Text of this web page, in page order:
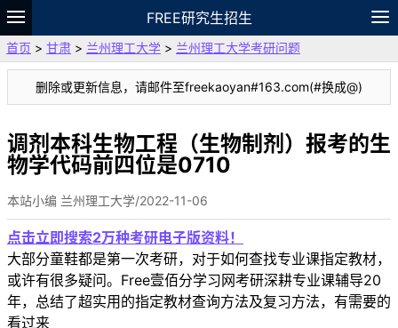
FREE研究生招生
题库
故事 专题 APP 笔记
论坛
VIP
资料
首页 > 甘肃 > 兰州理工大学 > 兰州理工大学考研问题
删除或更新信息，请邮件至freekaoyan#163.com(#换成@)
调剂本科生物工程（生物制剂）报考的生
物学代码前四位是0710
本站小编 兰州理工大学/2022-11-06
点击立即搜索2万种考研电子版资料！
大部分童鞋都是第一次考研，对于如何查找专业课指定教材，
或许有很多疑问。Free壹佰分学习网考研深耕专业课辅导20
年，总结了超实用的指定教材查询方法及复习方法，有需要的
看过来